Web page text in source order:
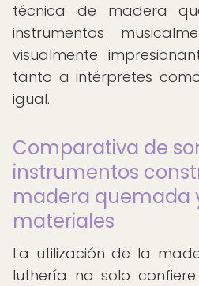
técnica de madera
instrumentos
visualmente
tanto a intérpretes
igual.
Comparativa de
instrumentos
madera quemada
materiales
La utilización de la
luthería no solo